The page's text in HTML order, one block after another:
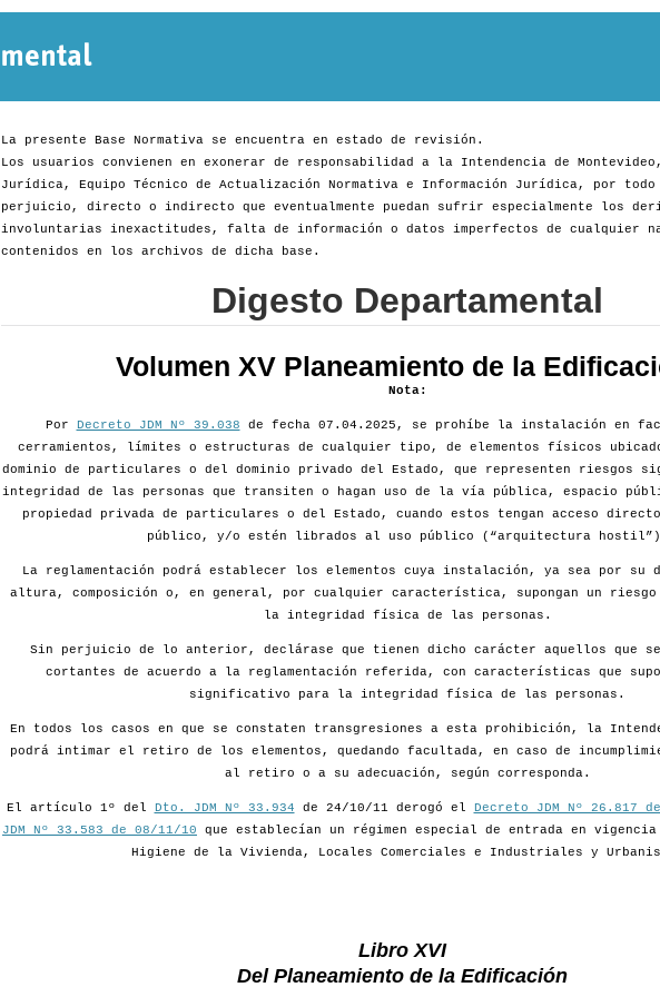
La presente Base Normativa se encuentra en estado de revisión.
Los usuarios convienen en exonerar de responsabilidad a la Intendencia de
Jurídica, Equipo Técnico de Actualización Normativa e Información Jurídica, por
perjuicio, directo o indirecto que eventualmente puedan sufrir especialmente los
involuntarias inexactitudes, falta de información o datos imperfectos de cualquier
contenidos en los archivos de dicha base.
Digesto Departamental
Volumen XV Planeamiento de la
Nota:
Por Decreto JDM Nº 39.038 de fecha 07.04.2025, se prohíbe la instalación en
cerramientos, límites o estructuras de cualquier tipo, de elementos físicos
dominio de particulares o del dominio privado del Estado, que representen riesgos
integridad de las personas que transiten o hagan uso de la vía pública, espacio
propiedad privada de particulares o del Estado, cuando estos tengan acceso
público, y/o estén librados al uso público (“arquitectura
La reglamentación podrá establecer los elementos cuya instalación, ya sea por su
altura, composición o, en general, por cualquier característica, supongan un
la integridad física de las personas.
Sin perjuicio de lo anterior, declárase que tienen dicho carácter aquellos que
cortantes de acuerdo a la reglamentación referida, con características que
significativo para la integridad física de las personas.
En todos los casos en que se constaten transgresiones a esta prohibición, la
podrá intimar el retiro de los elementos, quedando facultada, en caso de
al retiro o a su adecuación, según corresponda.
El artículo 1º del Dto. JDM Nº 33.934 de 24/10/11 derogó el Decreto JDM Nº 26.817
JDM Nº 33.583 de 08/11/10 que establecían un régimen especial de entrada en vigencia
Higiene de la Vivienda, Locales Comerciales e Industriales y
Libro XVI
Del Planeamiento de la Edificación